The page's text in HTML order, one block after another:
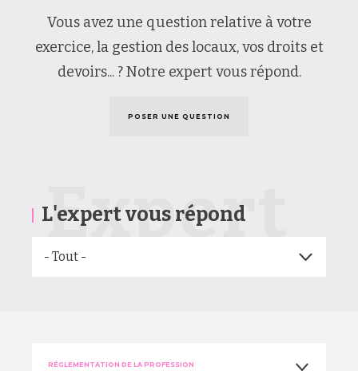
Vous avez une question relative à votre
exercice, la gestion des locaux, vos droits et
devoirs... ? Notre expert vous répond.
POSER UNE QUESTION
L'expert vous répond
Expert
RÉGLEMENTATION DE LA PROFESSION